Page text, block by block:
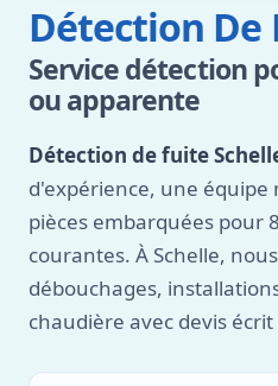
Détection De
Service détection
ou apparente
Détection de fuite
d'expérience, une équipe
pièces embarquées pour
courantes. À Schelle,
débouchages,
chaudière avec devis